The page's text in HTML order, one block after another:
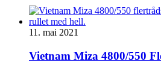
11. mai 2021
Vietnam Miza 4800/550